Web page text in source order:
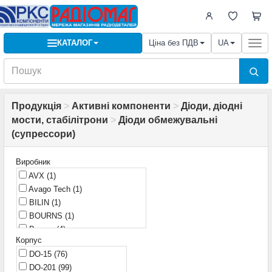
КАТАЛОГ Ціна без ПДВ UA
Продукція > Активні компоненти > Діоди, діодні
мости, стабілітрони > Діоди обмежувальні
(cупрессори)
Виробник
AVX (1)
Avago Tech (1)
BILIN (1)
BOURNS (1)
Bourns(4)
Bourns/Vishay
Brightking(1)
DB LECT(1)
Корпус
DO-15 (76)
DO-201 (99)